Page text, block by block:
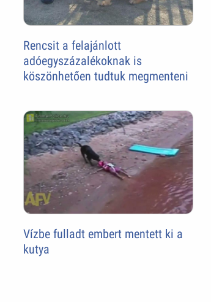
Rencsit a felajánlott
adóegyszázalékoknak is
köszönhetően tudtuk megmenteni
Vízbe fulladt embert mentett ki a
kutya